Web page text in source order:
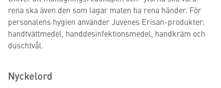
rena ska även den som lagar maten ha rena händer. För
personalens hygien använder Juvenes Erisan-produkter:
handtvättmedel, handdesinfektionsmedel, handkräm och
duschtvål.
Nyckelord